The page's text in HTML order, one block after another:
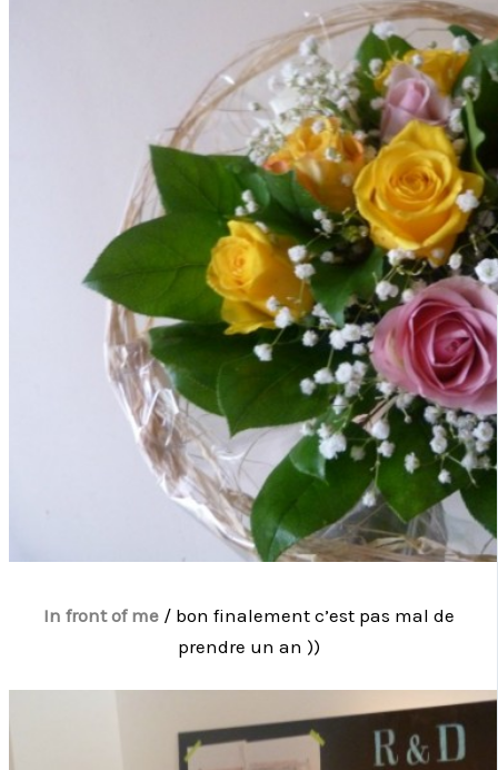
In front of me / bon finalement c’est pas mal de
prendre un an ))